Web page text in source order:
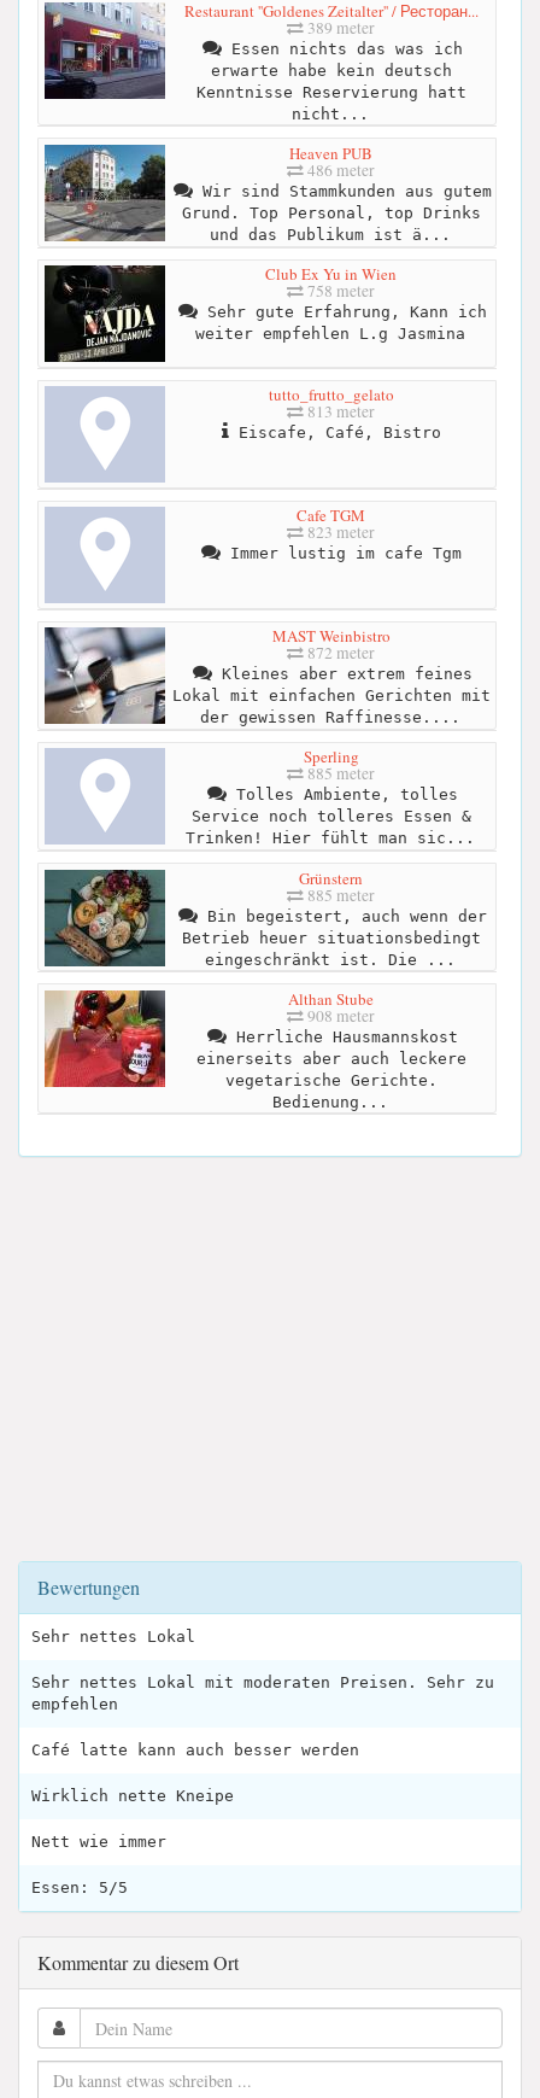
Restaurant ''Goldenes Zeitalter'' / Ресторан...
389 meter
Essen nichts das was ich
erwarte habe kein deutsch
Kenntnisse Reservierung hatt
nicht...
Heaven PUB
486 meter
Wir sind Stammkunden aus gutem
Grund. Top Personal, top Drinks
und das Publikum ist ä...
Club Ex Yu in Wien
758 meter
Sehr gute Erfahrung, Kann ich
weiter empfehlen L.g Jasmina
tutto_frutto_gelato
813 meter
Eiscafe, Café, Bistro
Cafe TGM
823 meter
Immer lustig im cafe Tgm
MAST Weinbistro
872 meter
Kleines aber extrem feines
Lokal mit einfachen Gerichten mit
der gewissen Raffinesse....
Sperling
885 meter
Tolles Ambiente, tolles
Service noch tolleres Essen &
Trinken! Hier fühlt man sic...
Grünstern
885 meter
Bin begeistert, auch wenn der
Betrieb heuer situationsbedingt
eingeschränkt ist. Die ...
Althan Stube
908 meter
Herrliche Hausmannskost
einerseits aber auch leckere
vegetarische Gerichte.
Bedienung...
Bewertungen
Sehr nettes Lokal
Sehr nettes Lokal mit moderaten Preisen. Sehr zu
empfehlen
Café latte kann auch besser werden
Wirklich nette Kneipe
Nett wie immer
Essen: 5/5
Kommentar zu diesem Ort